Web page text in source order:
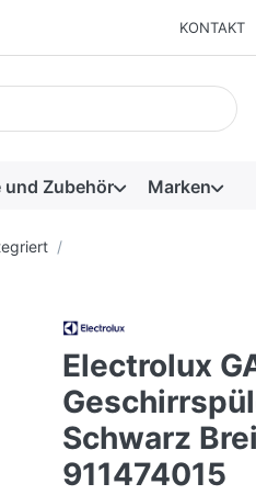
KONTAKT
erscheinen automatisch
und Zubehör Marken
Electrolux
Schwarz
911474015